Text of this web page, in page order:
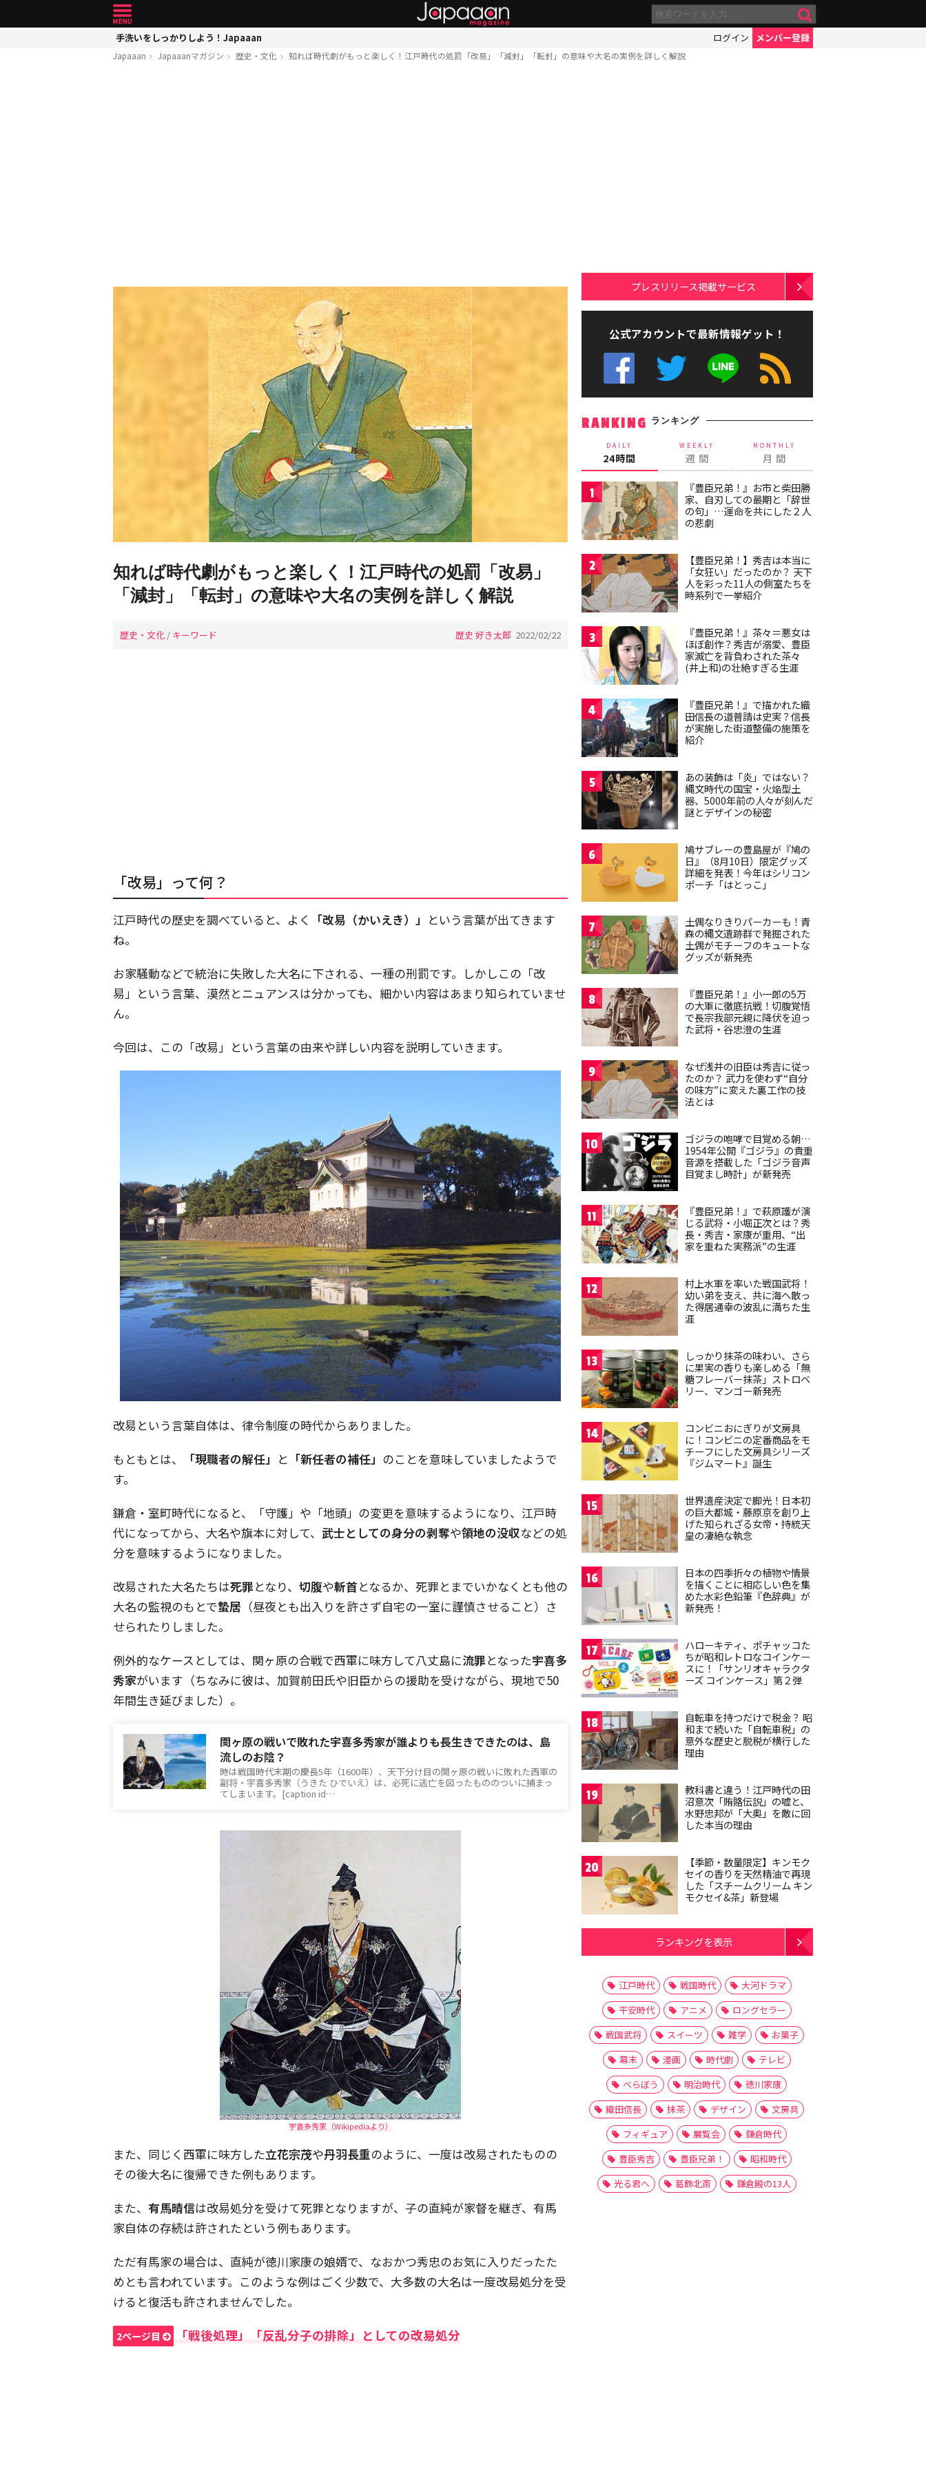
手洗いをしっかりしよう！Japaaan ログイン メンバー登録
Japaaan Japaaanマガジン 歴史・文化 知れば時代劇がもっと楽しく！江戸時代の処罰「改易」「減封」「転封」の意味や大名の実例を詳しく解説
知れば時代劇がもっと楽しく！江戸時代の処罰「改易」
「減封」「転封」の意味や大名の実例を詳しく解説
歴史・文化 / キーワード 歴史 好き太郎 2022/02/22
「改易」って何？
江戸時代の歴史を調べていると、よく 「改易（かいえき）」 という言葉が出てきます
ね。
お家騒動などで統治に失敗した大名に下される、一種の刑罰です。しかしこの「改
易」という言葉、漠然とニュアンスは分かっても、細かい内容はあまり知られていませ
ん。
今回は、この「改易」という言葉の由来や詳しい内容を説明していきます。
改易という言葉自体は、律令制度の時代からありました。
もともとは、
「現職者の解任」 と 「新任者の補任」 のことを意味していましたようで
す。
鎌倉・室町時代になると、「守護」や「地頭」の変更を意味するようになり、江戸時
代になってから、大名や旗本に対して、 武士としての身分の剥奪や領地の没収などの処
分を意味するようになりました。
改易された大名たちは死罪となり、 切腹や斬首となるか、死罪とまでいかなくとも他の
大名の監視のもとで蟄居 （昼夜とも出入りを許さず自宅の一室に謹慎させること）さ
せられたりしました。
例外的なケースとしては、関ヶ原の合戦で西軍に味方して八丈島に流罪となった宇喜多
秀家がいます（ちなみに彼は、加賀前田氏や旧臣からの援助を受けながら、現地で50
年間生き延びました）。
関ヶ原の戦いで敗れた宇喜多秀家が誰よりも長生きできたのは、島
流しのお陰？
時は戦国時代末期の慶長5年（1600年）、天下分け目の関ヶ原の戦いに敗れた西軍の
副将・宇喜多秀家（うきた ひでいえ）は、必死に逃亡を図ったもののついに捕まっ
てしまいます。[caption id…
宇喜多秀家（Wikipediaより）
また、同じく西軍に味方した立花宗茂や丹羽長重のように、一度は改易されたものの
その後大名に復帰できた例もあります。
また、 有馬晴信は改易処分を受けて死罪となりますが、子の直純が家督を継ぎ、有馬
家自体の存続は許されたという例もあります。
ただ有馬家の場合は、直純が徳川家康の娘婿で、なおかつ秀忠のお気に入りだったた
めとも言われています。このような例はごく少数で、大多数の大名は一度改易処分を受
けると復活も許されませんでした。
2ページ目 「戦後処理」「反乱分子の排除」としての改易処分
プレスリリース掲載サービス
公式アカウントで最新情報ゲット！
RANKING ランキング
DAILY
24時間
WEEKLY
週 間
MONTHLY
月 間
1
『豊臣兄弟！』お市と柴田勝
家、自刃しての最期と「辞世
の句」…運命を共にした２人
の悲劇
2
【豊臣兄弟！】秀吉は本当に
「女狂い」だったのか？ 天下
人を彩った11人の側室たちを
時系列で一挙紹介
3
『豊臣兄弟！』茶々＝悪女は
ほぼ創作？秀吉が溺愛、豊臣
家滅亡を背負わされた茶々
(井上和)の壮絶すぎる生涯
4
『豊臣兄弟！』で描かれた織
田信長の道普請は史実？信長
が実施した街道整備の施策を
紹介
5
あの装飾は「炎」ではない？
縄文時代の国宝・火焔型土
器、5000年前の人々が刻んだ
謎とデザインの秘密
6
鳩サブレーの豊島屋が『鳩の
日』（8月10日）限定グッズ
詳細を発表！今年はシリコン
ポーチ「はとっこ」
7
土偶なりきりパーカーも！青
森の縄文遺跡群で発掘された
土偶がモチーフのキュートな
グッズが新発売
8
『豊臣兄弟！』小一郎の5万
の大軍に徹底抗戦！切腹覚悟
で長宗我部元親に降伏を迫っ
た武将・谷忠澄の生涯
9
なぜ浅井の旧臣は秀吉に従っ
たのか？ 武力を使わず“自分
の味方”に変えた裏工作の技
法とは
10
ゴジラの咆哮で目覚める朝…
1954年公開『ゴジラ』の貴重
音源を搭載した「ゴジラ音声
目覚まし時計」が新発売
11
『豊臣兄弟！』で萩原護が演
じる武将・小堀正次とは？秀
長・秀吉・家康が重用、“出
家を重ねた実務派”の生涯
12
村上水軍を率いた戦国武将！
幼い弟を支え、共に海へ散っ
た得居通幸の波乱に満ちた生
涯
13
しっかり抹茶の味わい、さら
に果実の香りも楽しめる「無
糖フレーバー抹茶」ストロベ
リー、マンゴー新発売
14
コンビニおにぎりが文房具
に！コンビニの定番商品をモ
チーフにした文房具シリーズ
『ジムマート』誕生
15
世界遺産決定で脚光！日本初
の巨大都城・藤原京を創り上
げた知られざる女帝・持統天
皇の凄絶な執念
16
日本の四季折々の植物や情景
を描くことに相応しい色を集
めた水彩色鉛筆『色辞典』が
新発売！
17
ハローキティ、ポチャッコた
ちが昭和レトロなコインケー
スに！「サンリオキャラクタ
ーズ コインケース」第２弾
18
自転車を持つだけで税金？ 昭
和まで続いた「自転車税」の
意外な歴史と脱税が横行した
理由
19
教科書と違う！江戸時代の田
沼意次「賄賂伝説」の嘘と、
水野忠邦が「大奥」を敵に回
した本当の理由
20
【季節・数量限定】キンモク
セイの香りを天然精油で再現
した「スチームクリーム キン
モクセイ&茶」新登場
ランキングを表示
江戸時代 戦国時代
大河ドラマ
平安時代
アニメ
ロングセラー
戦国武将
スイーツ 雑学
お菓子
幕末
漫画 時代劇
テレビ
べらぼう
明治時代
徳川家康
織田信長
抹茶 デザイン
文房具
フィギュア
展覧会
鎌倉時代
豊臣秀吉
豊臣兄弟！
昭和時代
光る君へ
葛飾北斎 鎌倉殿の13人